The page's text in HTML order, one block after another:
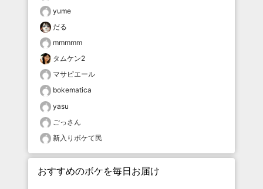
yume
だる
mmmmm
タムケン2
マサピエール
bokematica
yasu
ごっさん
新入りボケて民
おすすめのボケを毎日お届け